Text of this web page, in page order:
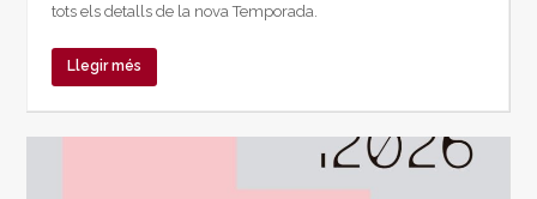
tots els detalls de la nova Temporada.
Llegir més